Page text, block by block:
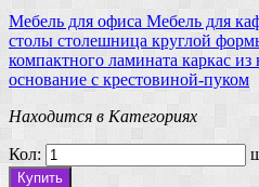
Мебель для офиса Мебель для
столы столешница круглой
компактного ламината каркас
основание с крестовиной-пуком
Находится в Категориях
Кол:
Купить